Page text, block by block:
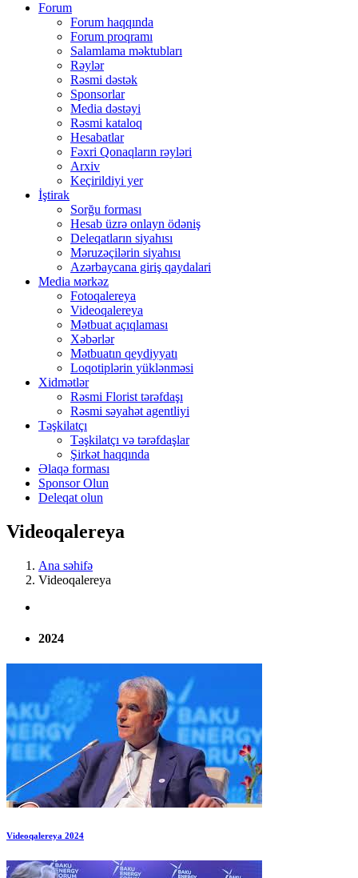
Forum
Forum haqqında
Forum proqramı
Salamlama məktubları
Rəylər
Rəsmi dəstək
Sponsorlar
Media dəstəyi
Rəsmi kataloq
Hesabatlar
Fəxri Qonaqların rəyləri
Arxiv
Keçirildiyi yer
İştirak
Sorğu forması
Hesab üzrə onlayn ödəniş
Deleqatların siyahısı
Məruzəçilərin siyahısı
Azərbaycana giriş qaydalari
Media мərkəz
Fotoqalereya
Videoqalereya
Mətbuat açıqlaması
Xəbərlər
Mətbuatın qeydiyyatı
Loqotiplərin yüklənməsi
Xidmətlər
Rəsmi Florist tərəfdaşı
Rəsmi səyahət agentliyi
Təşkilatçı
Təşkilatçı və tərəfdaşlar
Şirkət haqqında
Əlaqə forması
Sponsor Olun
Deleqat olun
Videoqalereya
Ana səhifə
Videoqalereya
2024
Videoqalereya 2024